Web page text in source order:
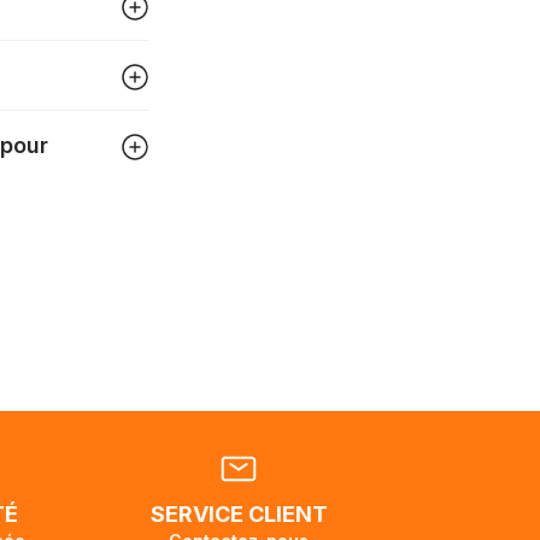
la
SERVICE CLIENT